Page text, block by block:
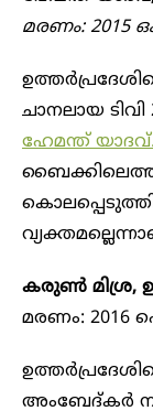
മരണം: 2015
ചാനലായ
ഹേമന്ത് യാദവ്.
കരുൺ മിശ്ര,
മരണം: 2016
അംബേദ്കർ